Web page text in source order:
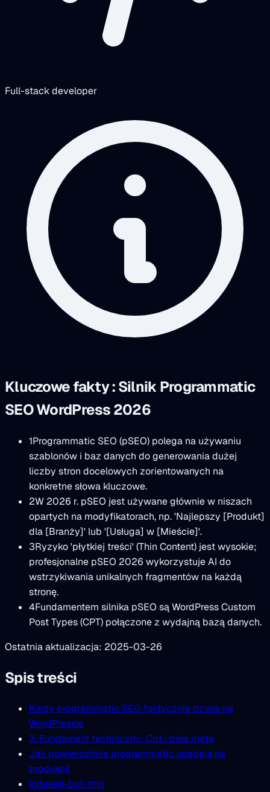
Full-stack developer
Kluczowe fakty : Silnik Programmatic
SEO WordPress 2026
1Programmatic SEO (pSEO) polega na używaniu
szablonów i baz danych do generowania dużej
liczby stron docelowych zorientowanych na
konkretne słowa kluczowe.
2W 2026 r. pSEO jest używane głównie w niszach
opartych na modyfikatorach, np. 'Najlepszy [Produkt]
dla [Branży]' lub '[Usługa] w [Mieście]'.
3Ryzyko 'płytkiej treści' (Thin Content) jest wysokie;
profesjonalne pSEO 2026 wykorzystuje AI do
wstrzykiwania unikalnych fragmentów na każdą
stronę.
4Fundamentem silnika pSEO są WordPress Custom
Post Types (CPT) połączone z wydajną bazą danych.
Ostatnia aktualizacja: 2025-03-26
Spis treści
Kiedy programmatic SEO faktycznie działa na
WordPressie
3. Fundament techniczny: Cpt i pola meta
Jak powierzchnie programmatic upadają na
produkcji
Indexed-but-thin